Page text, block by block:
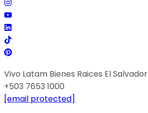
Vivo Latam Bienes Raices El Salvador
+503 7653 1000
[email protected]